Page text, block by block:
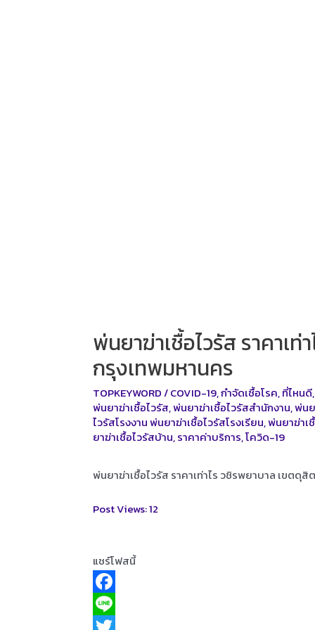
พ่นยาฆ่าเชื้อไวรัส ราคาเ
กรุงเทพมหานคร
TOPKEYWORD/COVID-19,กำจัดเชื้อโรค,ที่ไหนดี,
พ่นยาฆ่าเชื้อไวรัส,พ่นยาฆ่าเชื้อไวรัสสำนักงาน,พ่น
ไวรัสโรงงาน พ่นยาฆ่าเชื้อไวรัสโรงเรียน,พ่นยาฆ่าเ
ยาฆ่าเชื้อไวรัสบ้าน,ราคาค่าบริการ,โควิด-19
พ่นยาฆ่าเชื้อไวรัส ราคาเท่าไร วชิรพยาบาล เขตดุสิ
Post Views:12
แชร์โฟสนี้
F
a
L